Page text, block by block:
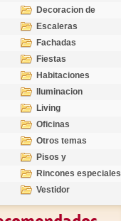
Exteriores
Decoracion de
Ocasiones
Escaleras
Fachadas
Fiestas
Habitaciones
Iluminacion
Living
Oficinas
Otros temas
Pisos y
revestimientos
Rincones especiales
Vestidor